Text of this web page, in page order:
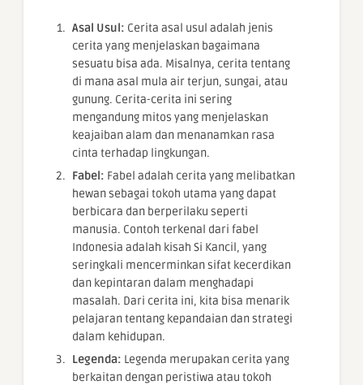
Asal Usul: Cerita asal usul adalah jenis
cerita yang menjelaskan bagaimana
sesuatu bisa ada. Misalnya, cerita tentang
di mana asal mula air terjun, sungai, atau
gunung. Cerita-cerita ini sering
mengandung mitos yang menjelaskan
keajaiban alam dan menanamkan rasa
cinta terhadap lingkungan.
Fabel: Fabel adalah cerita yang melibatkan
hewan sebagai tokoh utama yang dapat
berbicara dan berperilaku seperti
manusia. Contoh terkenal dari fabel
Indonesia adalah kisah Si Kancil, yang
seringkali mencerminkan sifat kecerdikan
dan kepintaran dalam menghadapi
masalah. Dari cerita ini, kita bisa menarik
pelajaran tentang kepandaian dan strategi
dalam kehidupan.
Legenda: Legenda merupakan cerita yang
berkaitan dengan peristiwa atau tokoh